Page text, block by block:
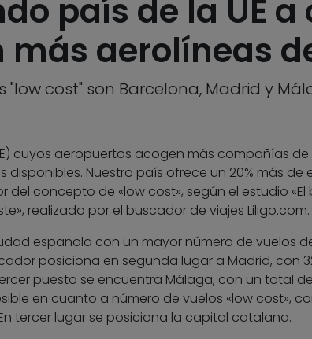
país de la UE a
aerolíneas
cost" son Barcelona, Madrid y
cuyos aeropuertos acogen más compañías
disponibles. Nuestro país ofrece un 20% más de
del concepto de «low cost», según el estudio
realizado por el buscador de viajes Liligo.com.
española con un mayor número de vuelos
posiciona en segunda lugar a Madrid, con
puesto se encuentra Málaga, con un total de
en cuanto a número de vuelos «low cost»,
tercer lugar se posiciona la capital catalana.